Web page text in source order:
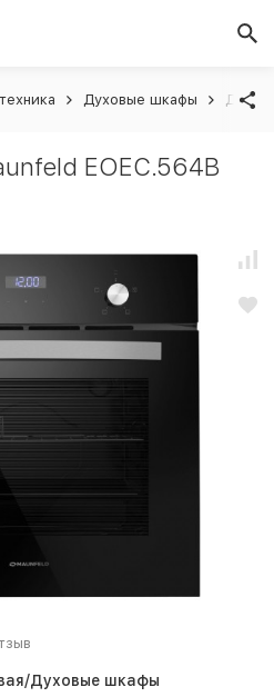
Духовые шкафы
EOEC.564B
Духовые шкафы